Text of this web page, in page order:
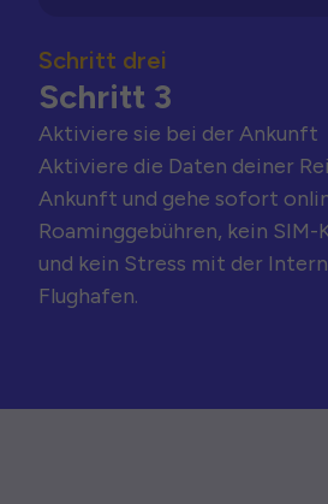
Schritt drei
Schritt 3
Aktiviere sie bei der Ankunft
Aktiviere die Daten deiner
Ankunft und gehe sofort
Roaminggebühren, kein
und kein Stress mit der
Flughafen.